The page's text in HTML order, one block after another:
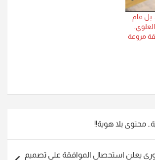
بل قام
مروعة
محتوى بلا هوية!!
يعلن استحصال الموافقة على تصميم